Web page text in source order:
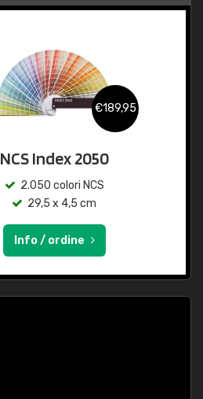
€189,95
NCS Index 2050
2.050 colori NCS
29,5 x 4,5 cm
Info / ordine